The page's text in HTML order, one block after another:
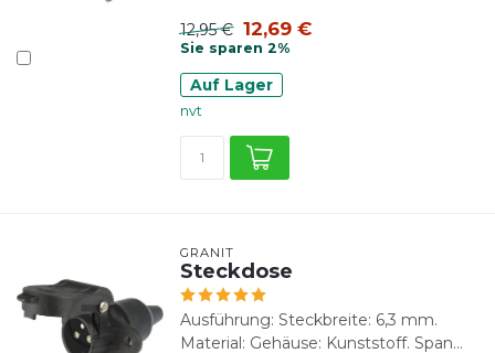
12,95 € 12,69 €
Sie sparen 2%
Auf Lager
nvt
GRANIT
Steckdose
Ausführung: Steckbreite: 6,3 mm.
Material: Gehäuse: Kunststoff. Span...